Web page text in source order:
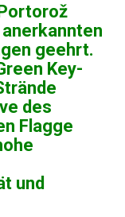
geehrt.
Key-
des
Flagge
und